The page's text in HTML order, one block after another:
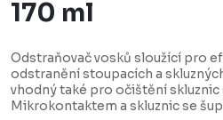
170 ml
Odstraňovač vosků sloužící pro
odstranění stoupacích a
vhodný také pro očištění
Mikrokontaktem a skluznic se